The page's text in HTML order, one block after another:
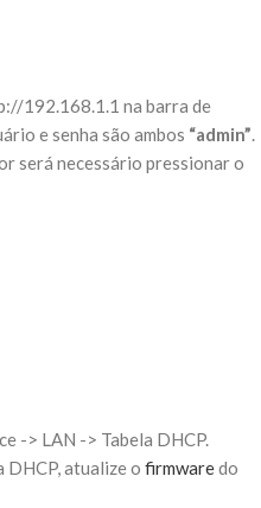
192.168.1.1 na barra de
e senha são ambos “admin”.
será necessário pressionar o
-> LAN -> Tabela DHCP.
DHCP, atualize o firmwaredo